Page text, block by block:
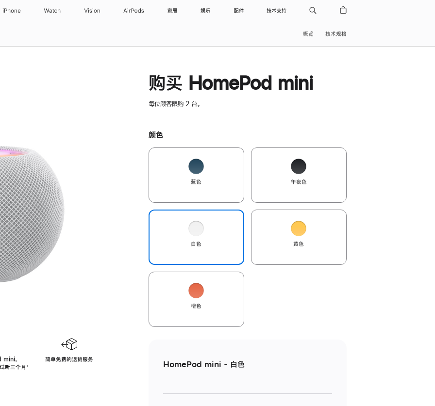
iPhone Watch Vision AirPods 家居 娱乐 配件 技术支持
概览 技术规格
，
听三个月脚
⁺
简单免费的退货服务
购买 HomePod mini
每位顾客限购 2 台。
颜色
蓝色 午夜色
白色 黄色
橙色
HomePod mini - 白色